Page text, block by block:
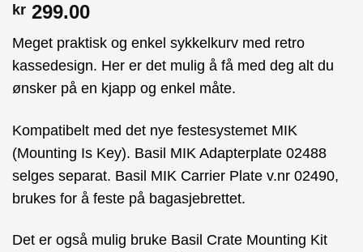
kr 299.00
Meget praktisk og enkel sykkelkurv med retro
kassedesign. Her er det mulig å få med deg alt du
ønsker på en kjapp og enkel måte.
Kompatibelt med det nye festesystemet MIK
(Mounting Is Key). Basil MIK Adapterplate 02488
selges separat. Basil MIK Carrier Plate v.nr 02490,
brukes for å feste på bagasjebrettet.
Det er også mulig bruke Basil Crate Mounting Kit